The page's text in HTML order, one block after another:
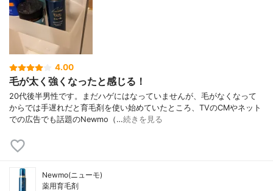
4.00
毛が太く強くなったと感じる！
20代後半男性です。まだハゲにはなっていませんが、毛がなくなって
からでは手遅れだと育毛剤を使い始めていたところ、TVのCMやネット
での広告でも話題のNewmo（…続きを見る
Newmo(ニューモ)
薬用育毛剤